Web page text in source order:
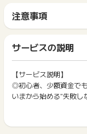
【ポイント獲得条件】
資料請求完了後の本人
下記、すべての条件を
- お申し込み後30日以
- お申込み完了から30
できなくなります。
- 年齢：26歳以上～49
- 年収：500万円以上
- 勤続年数：3年以上
サイトに移動してから
間に、同じブラウザ（
ト獲得ができません。
「 資料請求でポイン
お買い物利用時で、デ
ト獲得ができません。
2回以上同じお買い物
ポイントタウンに戻り
を押してからご利用く
下記の事項に該当す
注意事項
一部のサービスにつき
は切り捨てとなります。
ポイント獲得が1ポイ
ント履歴には記載されま
原則として広告主側の
につきましては、ポイ
まれません。
広告主が運営してい
商品の交換や一部で
になる可能性もござい
サービスの説明
【サービス説明】
◎初心者、少額資金で
いまから始める”失敗し
①手間かからずほった